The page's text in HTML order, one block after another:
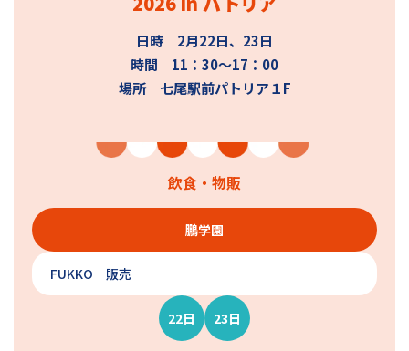
日時 2月22日、23日
時間 11：30〜17：00
場所 七尾駅前パトリア１F
飲食・物販
鵬学園
FUKKO 販売
22日 23日